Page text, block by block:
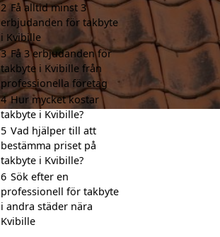
2 Få alltid minst 3
erbjudanden för takbyte
i Kvibille
3 Få 3 erbjudanden för
takbyte i Kvibille från
professionella företag
4 Hur mycket kostar
takbyte i Kvibille?
5 Vad hjälper till att
bestämma priset på
takbyte i Kvibille?
6 Sök efter en
professionell för takbyte
i andra städer nära
Kvibille